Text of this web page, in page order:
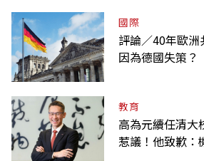
國際
評論／40年歐
因為德國失策？
教育
高為元續任清大
惹議！他致歉：